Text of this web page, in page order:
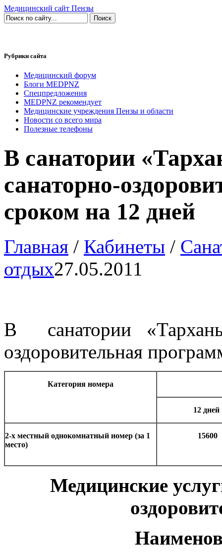
Медицинский сайт Пензы
Рубрики сайта
Медицинский форум
Блоги MEDPNZ
Спецпредложения
MEDPNZ рекомендует
Медицинские учреждения Пензы и области
Новости со всего мира
Полезные телефоны
В санатории
санаторно-
сроком на 12 дней
Главная / Кабинеты /
отдых27.05.2011
В
санатории
оздоровительная
Категория номера
12 дней
2-х местный однокомнатный номер (за 1
место)
15600
Медицинские